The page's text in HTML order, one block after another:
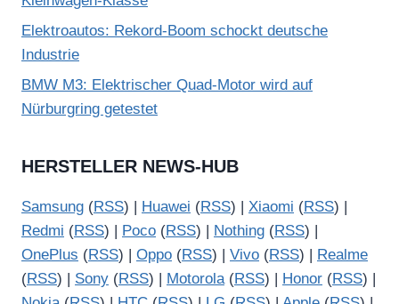
Elektroautos: Rekord-Boom schockt deutsche
Industrie
BMW M3: Elektrischer Quad-Motor wird auf
Nürburgring getestet
HERSTELLER NEWS-HUB
Samsung (RSS) | Huawei (RSS) | Xiaomi (RSS) |
Redmi (RSS) | Poco (RSS) | Nothing (RSS) |
OnePlus (RSS) | Oppo (RSS) | Vivo (RSS) |
Realme
(RSS) | Sony (RSS) | Motorola(RSS) | Honor (RSS) |